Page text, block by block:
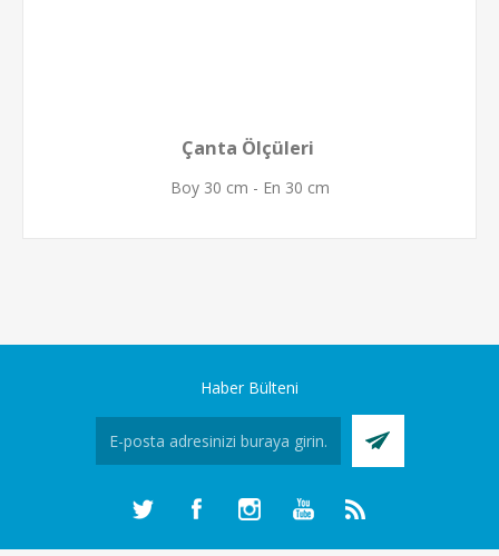
Çanta Ölçüleri
Boy 30 cm - En 30 cm
Haber Bülteni